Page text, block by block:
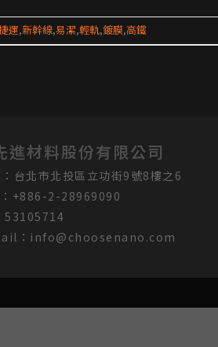
運,新幹線,易潔,輕軌,鍍膜,高鐵
進材料股份有限公司
：台北市北投區立功街9號8樓之6
+886-2-28969090
53105714
： info@choosenano.com